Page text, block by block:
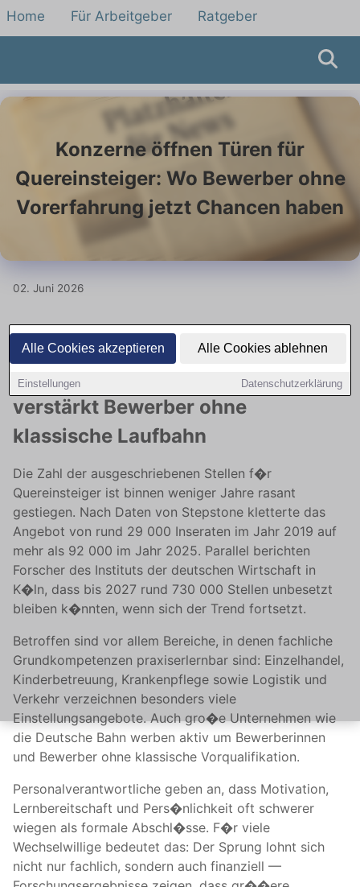
Alle Cookies akzeptieren Alle Cookies ablehnen
Einstellungen Datenschutzerklärung
Home Für Arbeitgeber Ratgeber
Konzerne öffnen Türen für
Quereinsteiger: Wo Bewerber ohne
Vorerfahrung jetzt Chancen haben
02. Juni 2026
Quereinstieg erlebt kräftigen
Aufschwung: Unternehmen suchen
verstärkt Bewerber ohne
klassische Laufbahn
Die Zahl der ausgeschriebenen Stellen f�r
Quereinsteiger ist binnen weniger Jahre rasant
gestiegen. Nach Daten von Stepstone kletterte das
Angebot von rund 29 000 Inseraten im Jahr 2019 auf
mehr als 92 000 im Jahr 2025. Parallel berichten
Forscher des Instituts der deutschen Wirtschaft in
K�ln, dass bis 2027 rund 730 000 Stellen unbesetzt
bleiben k�nnten, wenn sich der Trend fortsetzt.
Betroffen sind vor allem Bereiche, in denen fachliche
Grundkompetenzen praxiserlernbar sind: Einzelhandel,
Kinderbetreuung, Krankenpflege sowie Logistik und
Verkehr verzeichnen besonders viele
Einstellungsangebote. Auch gro�e Unternehmen wie
die Deutsche Bahn werben aktiv um Bewerberinnen
und Bewerber ohne klassische Vorqualifikation.
Personalverantwortliche geben an, dass Motivation,
Lernbereitschaft und Pers�nlichkeit oft schwerer
wiegen als formale Abschl�sse. F�r viele
Wechselwillige bedeutet das: Der Sprung lohnt sich
nicht nur fachlich, sondern auch finanziell —